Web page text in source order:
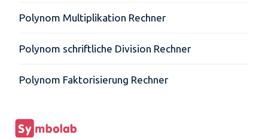
Polynom Multiplikation Rechner
Polynom schriftliche Division Rechner
Polynom Faktorisierung Rechner